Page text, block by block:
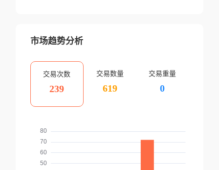
市场趋势分析
交易次数
239
交易数量
619
交易重量
0